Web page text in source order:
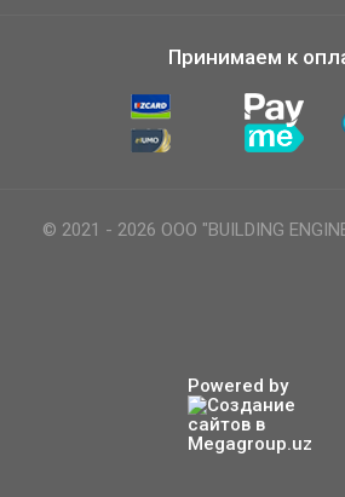
Принимаем к
© 2021 - 2026 ООО "BUILDING
Powered by